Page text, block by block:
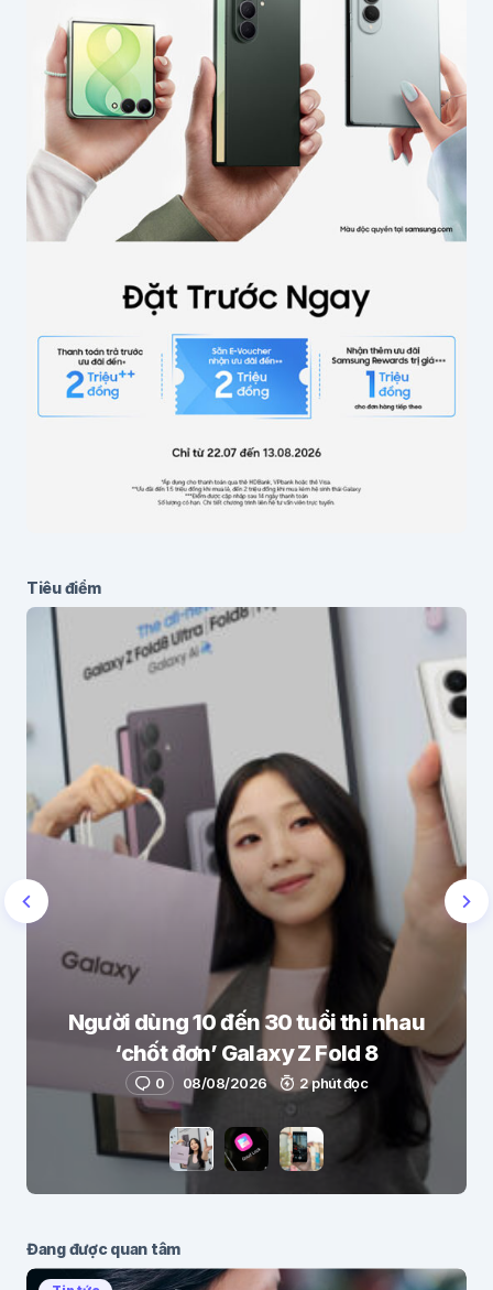
Tiêu điểm
Người dùng 10 đến 30 tuổi thi nhau
‘chốt đơn’ Galaxy Z Fold 8
0 08/08/2026 2 phút đọc
Đang được quan tâm